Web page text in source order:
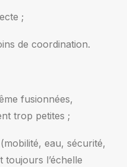
;
de coordination.
fusionnées,
trop petites ;
eau, sécurité,
toujours l’échelle